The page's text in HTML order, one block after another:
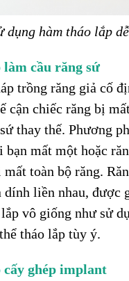
dụng hàm tháo lắp
làm cầu răng sứ
trồng răng giả cố
cận chiếc răng bị
thay thế. Phương
bạn mất một hoặc
toàn bộ răng.
dính liền nhau, được
vô giống như sử
tháo lắp tùy ý.
cấy ghép implant